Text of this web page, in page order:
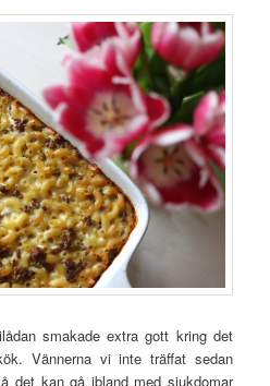
smakade extra gott kring det
Vännerna vi inte träffat sedan
det kan gå ibland med sjukdomar